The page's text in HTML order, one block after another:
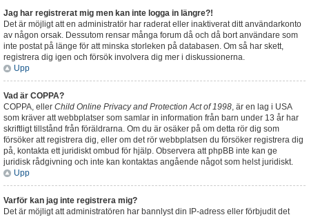
Jag har registrerat mig men kan inte logga in längre?!
Det är möjligt att en administratör har raderat eller inaktiverat ditt användarkonto
av någon orsak. Dessutom rensar många forum då och då bort användare som
inte postat på länge för att minska storleken på databasen. Om så har skett,
registrera dig igen och försök involvera dig mer i diskussionerna.
Upp
Vad är COPPA?
COPPA, eller Child Online Privacy and Protection Act of 1998, är en lag i USA
som kräver att webbplatser som samlar in information från barn under 13 år har
skriftligt tillstånd från föräldrarna. Om du är osäker på om detta rör dig som
försöker att registrera dig, eller om det rör webbplatsen du försöker registrera dig
på, kontakta ett juridiskt ombud för hjälp. Observera att phpBB inte kan ge
juridisk rådgivning och inte kan kontaktas angående något som helst juridiskt.
Upp
Varför kan jag inte registrera mig?
Det är möjligt att administratören har bannlyst din IP-adress eller förbjudit det